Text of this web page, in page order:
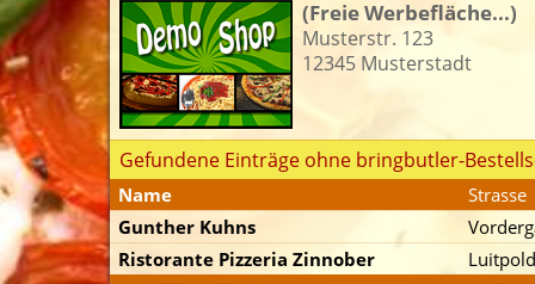
Sicherheit
Kontakt
(Freie Werbefläche...)
Musterstr. 123
12345 Musterstadt
Gefundene Einträge ohne bringbutler-
Name Strasse
Gunther Kuhns
Ristorante Pizzeria Zinnober